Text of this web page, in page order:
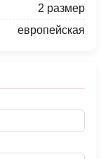
2 размер
европейская